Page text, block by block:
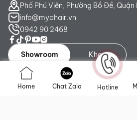
Phố Phú Viên, Phường Bồ Đề,
info@mychair.vn
0942 90 2468
Showroom Kho
Showroom TP. HCM:
Số 345 - 347
Home Chat Zalo Hotline